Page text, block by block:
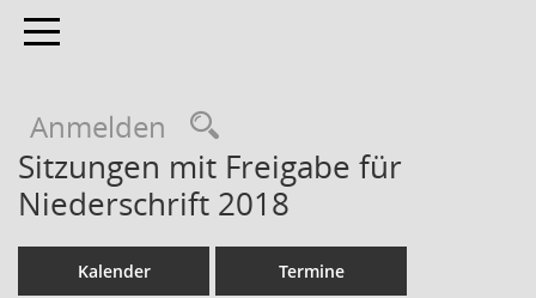
Toggle navigation
Anmelden
Sitzungen mit Freigabe für
Niederschrift 2018
Kalender Termine